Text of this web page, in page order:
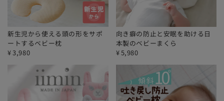
新生児から使える頭の形をサポ
ートするベビー枕
¥3,980
向き癖の防止と安眠を助ける日
本製のベビーまくら
¥5,980